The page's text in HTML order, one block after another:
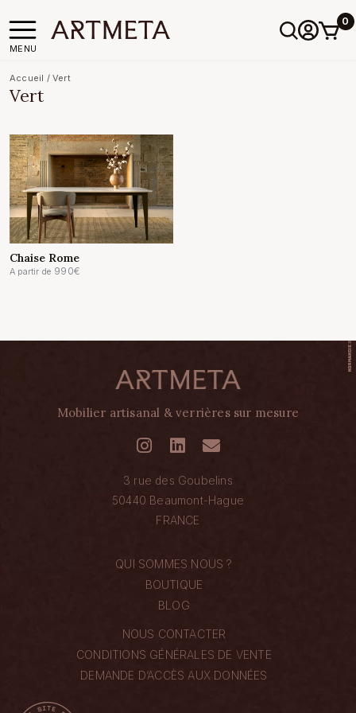
MENU
0
Accueil /Vert
Vert
Chaise Rome
A partir de 990€
Mobilier artisanal & verrières sur mesure
3 rue des Goubelins
50440 Beaumont-Hague
FRANCE
QUI SOMMES NOUS ?
BOUTIQUE
BLOG
NOUS CONTACTER
CONDITIONS GÉNÉRALES DE VENTE
DEMANDE D’ACCÈS AUX DONNÉES